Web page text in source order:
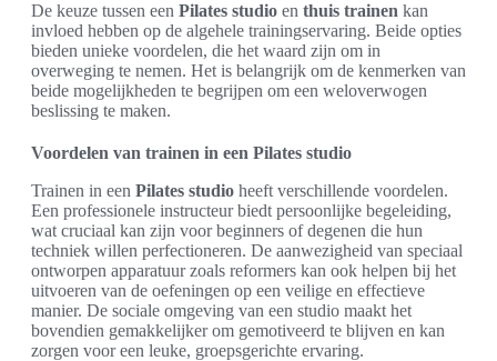
De keuze tussen een Pilates studio en thuis trainen kan
invloed hebben op de algehele trainingservaring. Beide opties
bieden unieke voordelen, die het waard zijn om in
overweging te nemen. Het is belangrijk om de kenmerken van
beide mogelijkheden te begrijpen om een weloverwogen
beslissing te maken.
Voordelen van trainen in een Pilates studio
Trainen in een Pilates studio heeft verschillende voordelen.
Een professionele instructeur biedt persoonlijke begeleiding,
wat cruciaal kan zijn voor beginners of degenen die hun
techniek willen perfectioneren. De aanwezigheid van speciaal
ontworpen apparatuur zoals reformers kan ook helpen bij het
uitvoeren van de oefeningen op een veilige en effectieve
manier. De sociale omgeving van een studio maakt het
bovendien gemakkelijker om gemotiveerd te blijven en kan
zorgen voor een leuke, groepsgerichte ervaring.